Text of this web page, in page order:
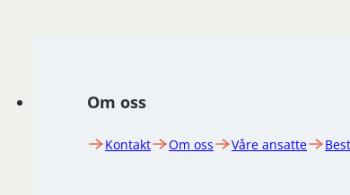
Om oss
Kontakt Om oss Våre ansatte